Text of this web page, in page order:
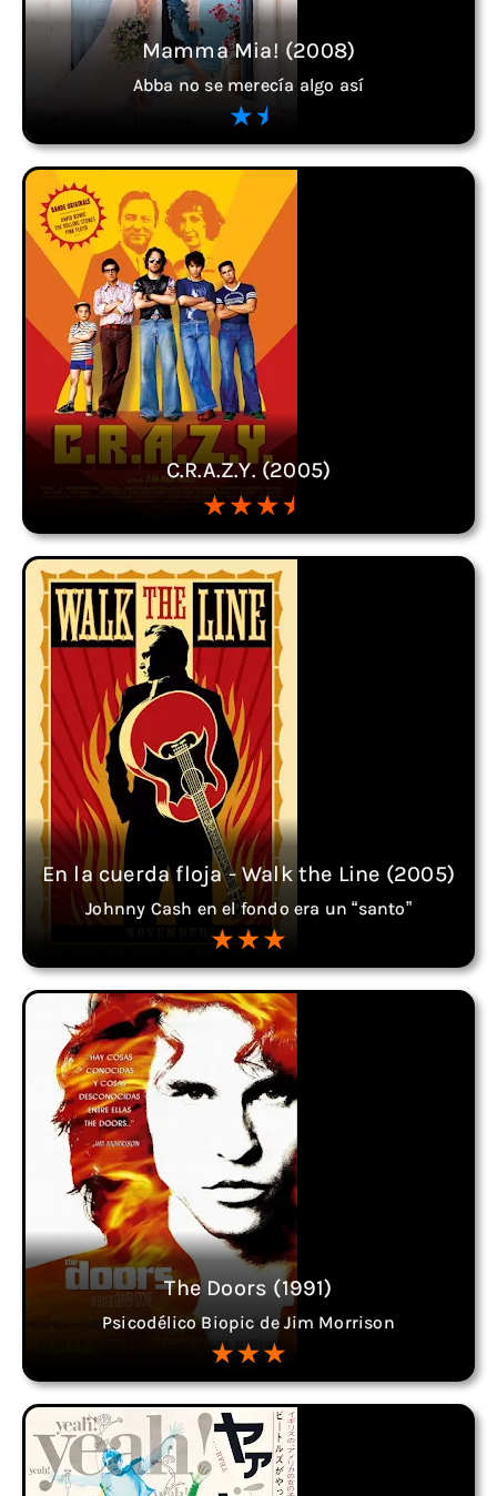
Mamma Mia! (2008)
Abba no se merecía algo así
C.R.A.Z.Y. (2005)
En la cuerda floja - Walk the Line (2005)
Johnny Cash en el fondo era un “santo”
The Doors (1991)
Psicodélico Biopic de Jim Morrison